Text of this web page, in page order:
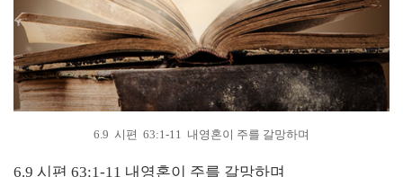
6.9 시편 63:1-11 내영혼이 주를 갈망하며
6.9 시편 63:1-11 내영혼이 주를 갈망하며